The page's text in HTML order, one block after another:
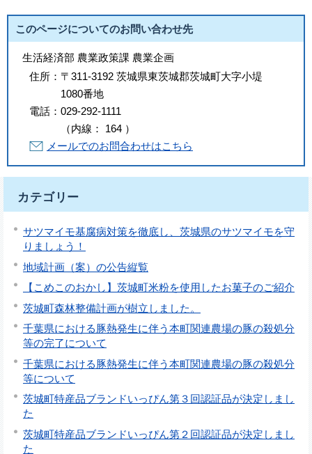
このページについてのお問い合わせ先
生活経済部 農業政策課 農業企画
住所： 〒311-3192 茨城県東茨城郡茨城町大字小堤
1080番地
電話： 029-292-1111
（内線 ： 164 ）
メールでのお問合わせはこちら
カテゴリー
サツマイモ基腐病対策を徹底し、茨城県のサツマイモを守
りましょう！
地域計画（案）の公告縦覧
【こめこのおかし】茨城町米粉を使用したお菓子のご紹介
茨城町森林整備計画が樹立しました。
千葉県における豚熱発生に伴う本町関連農場の豚の殺処分
等の完了について
千葉県における豚熱発生に伴う本町関連農場の豚の殺処分
等について
茨城町特産品ブランドいっぴん第３回認証品が決定しまし
た
茨城町特産品ブランドいっぴん第２回認証品が決定しまし
た